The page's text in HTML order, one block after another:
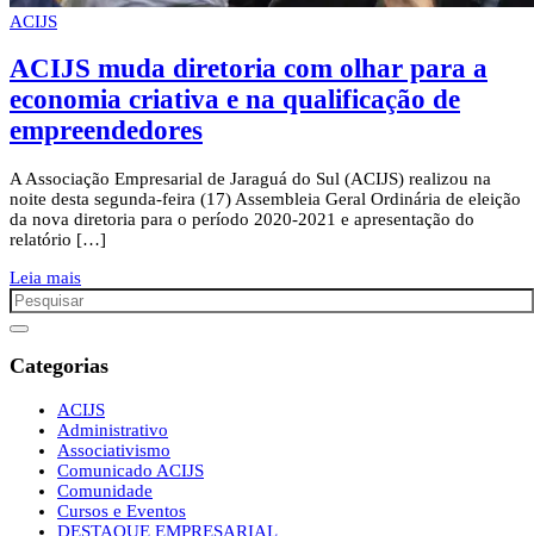
ACIJS
ACIJS muda diretoria com olhar para a
economia criativa e na qualificação de
empreendedores
A Associação Empresarial de Jaraguá do Sul (ACIJS) realizou na
noite desta segunda-feira (17) Assembleia Geral Ordinária de eleição
da nova diretoria para o período 2020-2021 e apresentação do
relatório […]
Leia mais
Categorias
ACIJS
Administrativo
Associativismo
Comunicado ACIJS
Comunidade
Cursos e Eventos
DESTAQUE EMPRESARIAL